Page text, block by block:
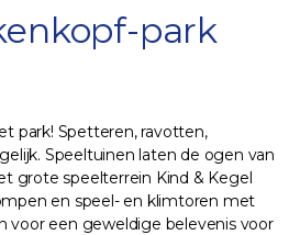
park
park! Spetteren, ravotten,
Speeltuinen laten de ogen van
grote speelterrein Kind & Kegel
en speel- en klimtoren met
voor een geweldige belevenis voor